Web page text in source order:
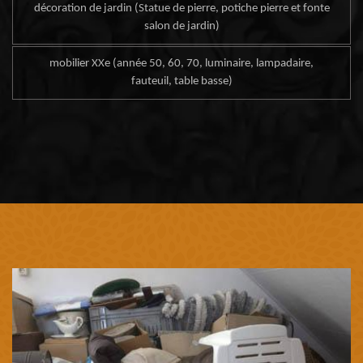
décoration de jardin (Statue de pierre, potiche pierre et fonte
salon de jardin)
mobilier XXe (année 50, 60, 70, luminaire, lampadaire,
fauteuil, table basse)